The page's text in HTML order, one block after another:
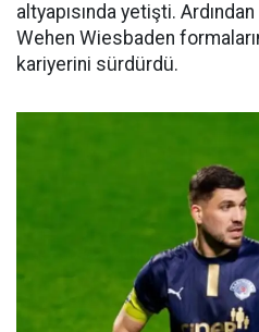
altyapısında yetişti.
Wehen Wiesbaden
kariyerini sürdürdü.